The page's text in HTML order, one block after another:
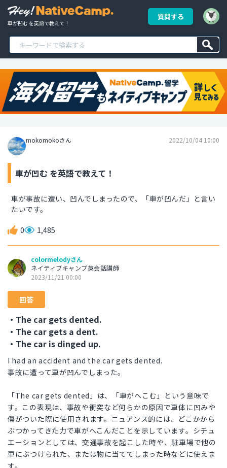
車が凹む を英語で教えて！
質問する
mokomokoさん 2022/10/04 10:00
車が凹む を英語で教えて！
車が事故に遭い、凹んでしまったので、「車が凹んだ」と言い
たいです。
0 1,485
colormelodyさん
ネイティブキャンプ英会話講師
2023/11/21 00:00
回答
・The car gets dented.
・The car gets a dent.
・The car is dinged up.
I had an accident and the car gets dented.
事故に遭って車が凹んでしまった。
「The car gets dented」は、「車がへこむ」という意味で
す。この表現は、事故や衝突など何らかの原因で車体に凹みや
傷がついた際に使用されます。ニュアンス的には、どこかから
ぶつかってきた力で車がへこんだことを示しています。シチュ
エーションとしては、交通事故を起こした時や、駐車場で他の
車にぶつけられた、または物に当ててしまった時などに使えま
す。